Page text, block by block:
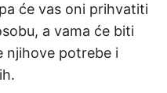
će vas oni prihvatiti
a vama će biti
njihove potrebe i